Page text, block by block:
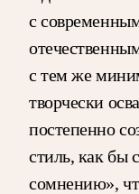
с
с тем же
творчески
постепенно
стиль, как бы
сомнению»,